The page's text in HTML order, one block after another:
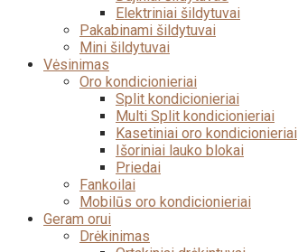
Elektriniai šildytuvai
Pakabinami šildytuvai
Mini šildytuvai
Vėsinimas
Oro kondicionieriai
Split kondicionieriai
Multi Split kondicionieriai
Kasetiniai oro kondicionieriai
Išoriniai lauko blokai
Priedai
Fankoilai
Mobilūs oro kondicionieriai
Geram orui
Drėkinimas